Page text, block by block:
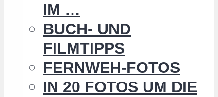
IM …
BUCH- UND
FILMTIPPS
FERNWEH-FOTOS
IN 20 FOTOS UM DIE